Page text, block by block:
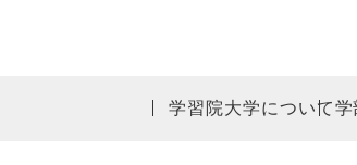
学習院大学について